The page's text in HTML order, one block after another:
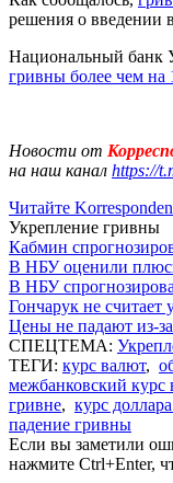
решения о введении
Национальный банк
гривны более чем на
Новости от
на наш канал https://
Читайте
Укрепление гривны
Кабмин
В НБУ оценили
В НБУ
Гончарук не считает
Цены не падают из-
СПЕЦТЕМА:
ТЕГИ: курс валют,
межбанковский курс
гривне, курс
падение гривны
Если вы заметили
нажмите Ctrl+Enter,